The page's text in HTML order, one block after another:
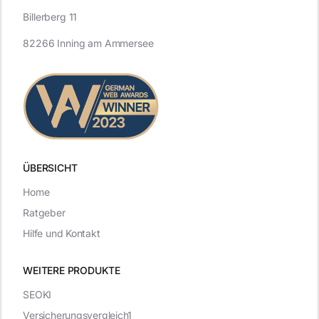
ÜBERSICHT
WEITERE PRODUKTE
Billerberg 11
82266 Inning am Ammersee
SEOKI
Versicherungsvergleich1
Home
Ratgeber
Hilfe und Kontakt